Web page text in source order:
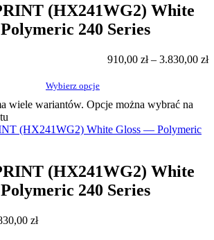
(HX241WG2) White
240 Series
910,00 zł– 3.830,00 zł
Wybierz opcje
wiele wariantów. Opcje można wybrać na
(HX241WG2) White
240 Series
zł